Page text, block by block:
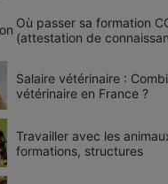
Où passer sa formation
(attestation de
Salaire vétérinaire :
vétérinaire en France ?
Travailler avec les
formations, structures